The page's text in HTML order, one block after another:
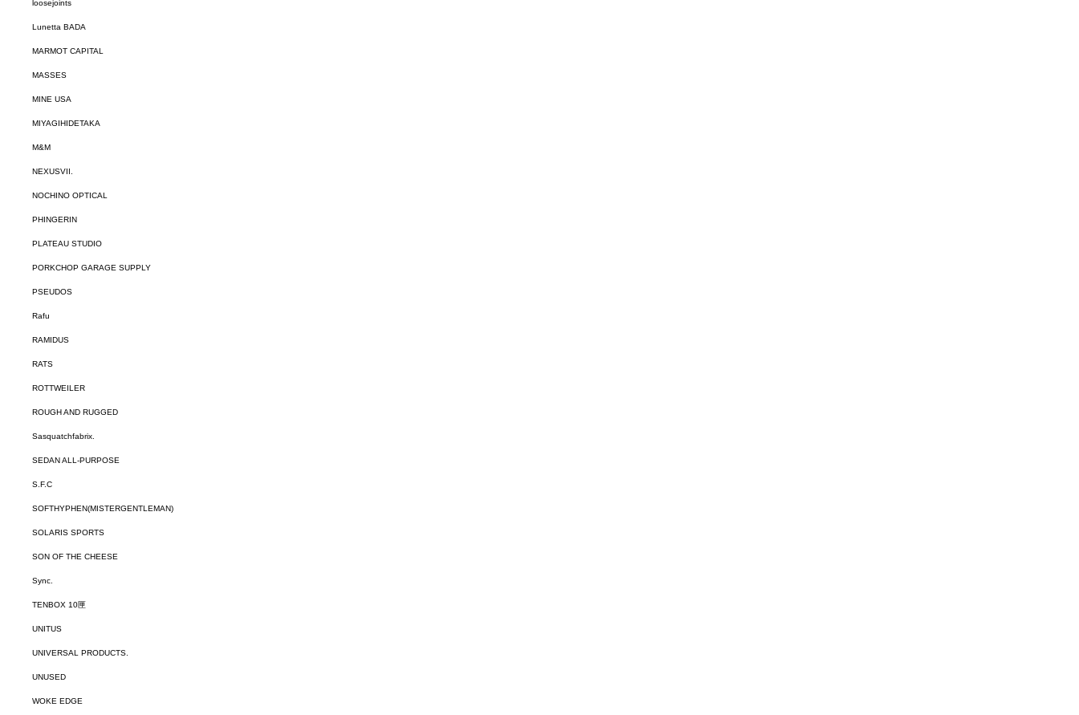
loosejoints
Lunetta BADA
MARMOT CAPITAL
MASSES
MINE USA
MIYAGIHIDETAKA
M&M
NEXUSVII.
NOCHINO OPTICAL
PHINGERIN
PLATEAU STUDIO
PORKCHOP GARAGE SUPPLY
PSEUDOS
Rafu
RAMIDUS
RATS
ROTTWEILER
ROUGH AND RUGGED
Sasquatchfabrix.
SEDAN ALL-PURPOSE
S.F.C
SOFTHYPHEN(MISTERGENTLEMAN)
SOLARIS SPORTS
SON OF THE CHEESE
Sync.
TENBOX 10匣
UNITUS
UNIVERSAL PRODUCTS.
UNUSED
WOKE EDGE